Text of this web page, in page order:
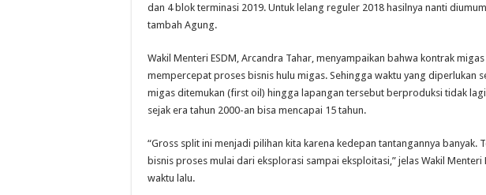
dan 4 blok terminasi 2019. Untuk lelang reguler 2018 hasilnya nanti
tambah Agung.
Wakil Menteri ESDM, Arcandra Tahar, menyampaikan bahwa kontrak
mempercepat proses bisnis hulu migas. Sehingga waktu yang diperlukan
migas ditemukan (first oil) hingga lapangan tersebut berproduksi tidak
sejak era tahun 2000-an bisa mencapai 15 tahun.
“Gross split ini menjadi pilihan kita karena kedepan tantangannya banyak.
bisnis proses mulai dari eksplorasi sampai eksploitasi,” jelas Wakil Menteri
waktu lalu.